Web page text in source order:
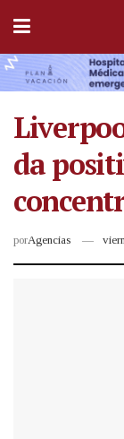
da
porAgencias